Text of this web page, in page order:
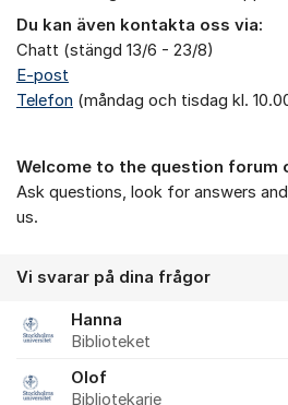
Du kan även kontakta oss via:
Chatt (stängd 13/6 - 23/8)
E-post
Telefon (måndag och tisdag kl.
Welcome to the question forum
Ask questions, look for answers
us.
Vi svarar på dina frågor
Hanna
Biblioteket
Olof
Bibliotekarie